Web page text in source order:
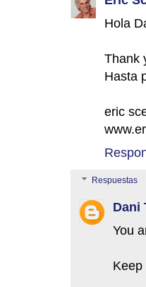
Hola
Thank
Hasta
eric
Respuestas
Dani
You
Keep